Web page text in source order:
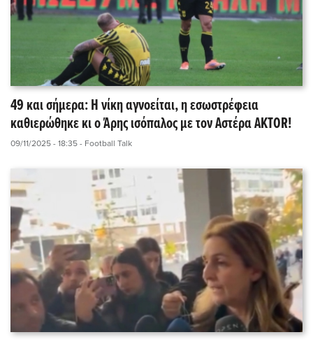
49 και σήμερα: Η νίκη αγνοείται, η εσωστρέφεια
καθιερώθηκε κι ο Άρης ισόπαλος με τον Αστέρα AKTOR!
09/11/2025 - 18:35 - Football Talk